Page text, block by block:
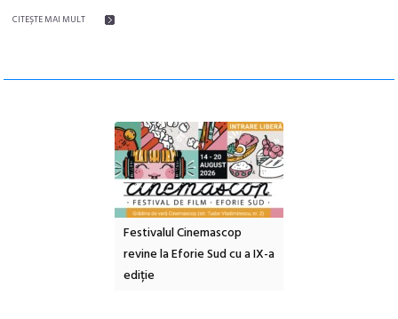
CITEŞTE MAI MULT
Festivalul Cinemascop
revine la Eforie Sud cu a IX-a
ediție